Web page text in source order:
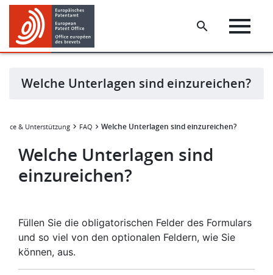
Skip
main
content
Skip
footer
Welche Unterlagen sind einzureichen?
& Unterstützung FAQ Welche Unterlagen sind einzureichen?
Welche Unterlagen sind
einzureichen?
Füllen Sie die obligatorischen Felder des Formulars
und so viel von den optionalen Feldern, wie Sie
können, aus.